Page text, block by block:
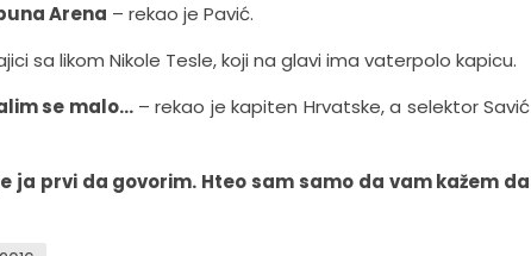
Arena – rekao je Pavić.
sa likom Nikole Tesle, koji na glavi ima vaterpolo kapicu.
se malo…– rekao je kapiten Hrvatske, a selektor Savić
prvi da govorim. Hteo sam samo da vam kažem da